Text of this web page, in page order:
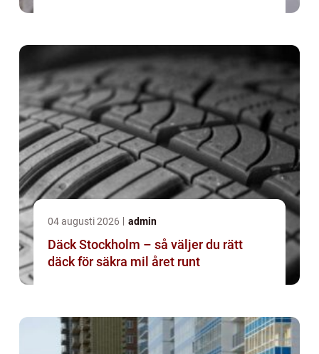
04 augusti 2026 admin
Däck Stockholm – så väljer du rätt
däck för säkra mil året runt